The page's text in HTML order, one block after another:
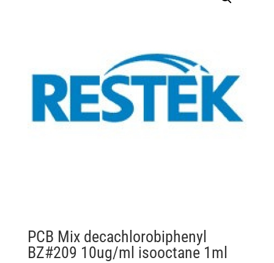
PCB Mix decachlorobiphenyl
BZ#209 10ug/ml isooctane 1ml